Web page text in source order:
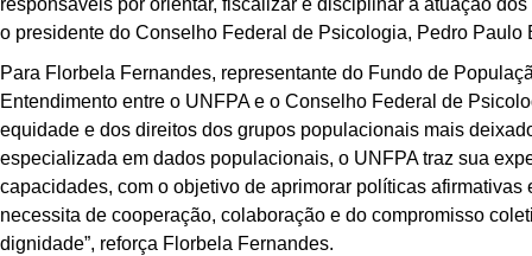
responsáveis por orientar, fiscalizar e disciplinar a atuação
o presidente do Conselho Federal de Psicologia, Pedro Paulo
Para Florbela Fernandes, representante do Fundo de
Entendimento entre o UNFPA e o Conselho Federal de
equidade e dos direitos dos grupos populacionais mais
especializada em dados populacionais, o UNFPA traz sua
capacidades, com o objetivo de aprimorar políticas
necessita de cooperação, colaboração e do compromisso
dignidade”, reforça Florbela Fernandes.